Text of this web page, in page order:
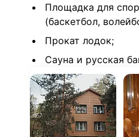
Площадка для
(баскетбол,
Прокат лодок;
Сауна и русская